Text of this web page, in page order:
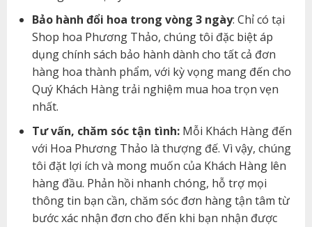
Bảo hành đổi hoa trong vòng 3 ngày: Chỉ có tại
Shop hoa Phương Thảo, chúng tôi đặc biệt áp
dụng chính sách bảo hành dành cho tất cả đơn
hàng hoa thành phẩm, với kỳ vọng mang đến cho
Quý Khách Hàng trải nghiệm mua hoa trọn vẹn
nhất.
Tư vấn, chăm sóc tận tình:Mỗi Khách Hàng đến
với Hoa Phương Thảo là thượng đế. Vì vậy, chúng
tôi đặt lợi ích và mong muốn của Khách Hàng lên
hàng đầu. Phản hồi nhanh chóng, hỗ trợ mọi
thông tin bạn cần, chăm sóc đơn hàng tận tâm từ
bước xác nhận đơn cho đến khi bạn nhận được